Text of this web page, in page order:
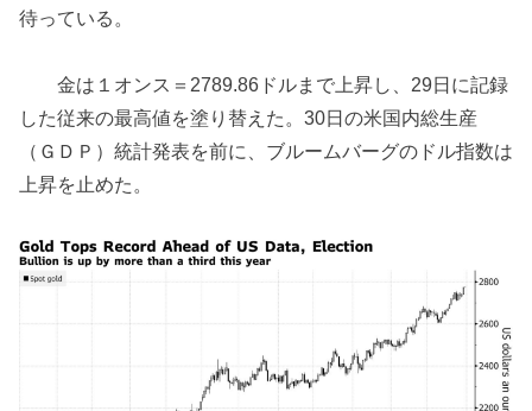
待っている。
金は１オンス＝2789.86ドルまで上昇し、29日に記録
した従来の最高値を塗り替えた。30日の米国内総生産
（ＧＤＰ）統計発表を前に、ブルームバーグのドル指数は
上昇を止めた。